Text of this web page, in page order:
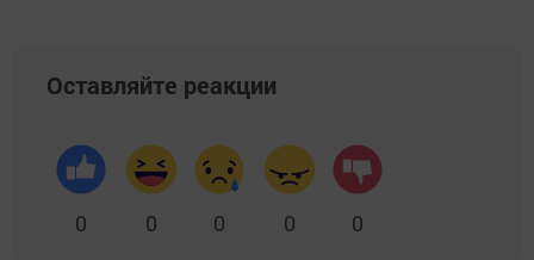
Оставляйте реакции
0 0 0 0 0